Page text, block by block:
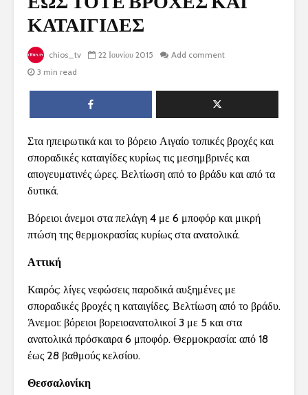
ΚΑΤΑΙΓΙΔΕΣ
chios_tv 22 Ιουνίου 2015
Add comment
3 min read
Στα ηπειρωτικά και το βόρειο Αιγαίο τοπικές βροχές και
σποραδικές καταιγίδες κυρίως τις μεσημβρινές και
απογευματινές ώρες. Βελτίωση από το βράδυ και από τα
δυτικά.
Βόρειοι άνεμοι στα πελάγη 4 με 6 μποφόρ και μικρή
πτώση της θερμοκρασίας κυρίως στα ανατολικά.
Αττική
Καιρός: λίγες νεφώσεις παροδικά αυξημένες με
σποραδικές βροχές η καταιγίδες. Βελτίωση από το βράδυ.
Άνεμοι: βόρειοι βορειοανατολικοί 3 με 5 και στα
ανατολικά πρόσκαιρα 6 μποφόρ. Θερμοκρασία: από 18
έως 28 βαθμούς κελσίου.
Θεσσαλονίκη